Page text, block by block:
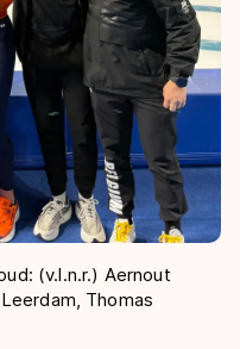
(v.l.n.r.) Aernout
Thomas